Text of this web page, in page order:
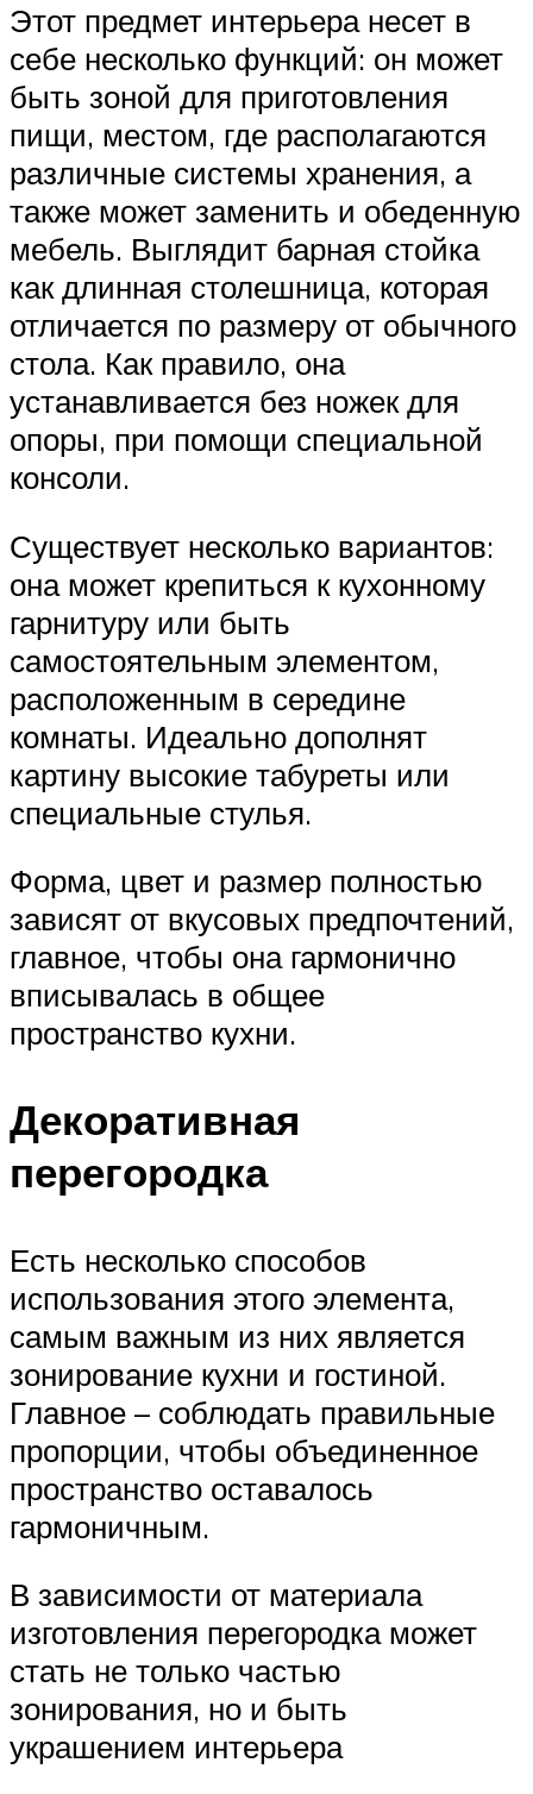
Этот предмет интерьера несет в
себе несколько функций: он может
быть зоной для приготовления
пищи, местом, где располагаются
различные системы хранения, а
также может заменить и обеденную
мебель. Выглядит барная стойка
как длинная столешница, которая
отличается по размеру от обычного
стола. Как правило, она
устанавливается без ножек для
опоры, при помощи специальной
консоли.
Существует несколько вариантов:
она может крепиться к кухонному
гарнитуру или быть
самостоятельным элементом,
расположенным в середине
комнаты. Идеально дополнят
картину высокие табуреты или
специальные стулья.
Форма, цвет и размер полностью
зависят от вкусовых предпочтений,
главное, чтобы она гармонично
вписывалась в общее
пространство кухни.
Декоративная
перегородка
Есть несколько способов
использования этого элемента,
самым важным из них является
зонирование кухни и гостиной.
Главное – соблюдать правильные
пропорции, чтобы объединенное
пространство оставалось
гармоничным.
В зависимости от материала
изготовления перегородка может
стать не только частью
зонирования, но и быть
украшением интерьера